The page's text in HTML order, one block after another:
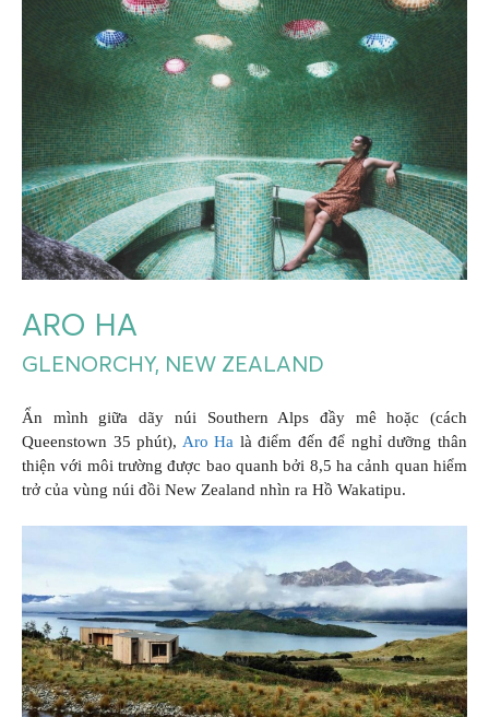
ARO HA
GLENORCHY, NEW ZEALAND
Ẩn mình giữa dãy núi Southern Alps đầy mê hoặc (cách
Queenstown 35 phút), Aro Ha là điểm đến để nghỉ dưỡng thân
thiện với môi trường được bao quanh bởi 8,5 ha cảnh quan hiểm
trở của vùng núi đồi New Zealand nhìn ra Hồ Wakatipu.